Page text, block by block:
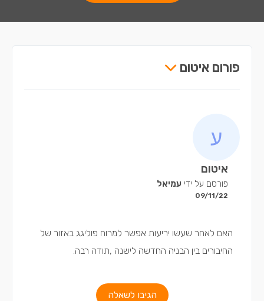
פורום איטום
איטום
פורסם על ידי עמיאל
09/11/22
האם לאחר שעשו יריעות אפשר למרוח פוליגג באזור של
החיבורים בין הבניה החדשה לישנה ,תודה רבה.
הגיבו לשאלה